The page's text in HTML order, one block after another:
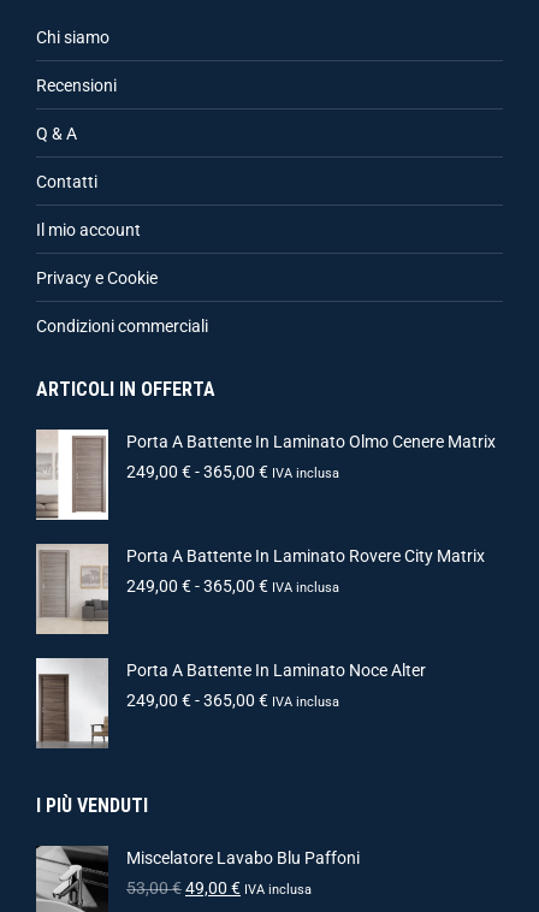
Chi siamo
Recensioni
Q & A
Contatti
Il mio account
Privacy e Cookie
Condizioni commerciali
ARTICOLI IN OFFERTA
Porta A Battente In Laminato Olmo Cenere Matrix
249,00 €-365,00 € IVA inclusa
Porta A Battente In Laminato Rovere City Matrix
249,00 €-365,00 € IVA inclusa
Porta A Battente In Laminato Noce Alter
249,00 €-365,00 € IVA inclusa
I PIÙ VENDUTI
Miscelatore Lavabo Blu Paffoni
53,00€49,00 € IVA inclusa